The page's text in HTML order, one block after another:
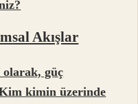
Akışlar
güç
kimin üzerinde